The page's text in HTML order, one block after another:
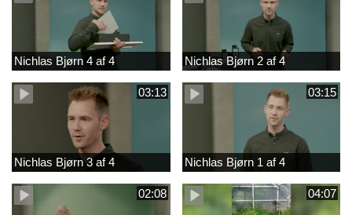
Nichlas Bjørn 4 af 4 Nichlas Bjørn 2 af 4
03:13
Nichlas Bjørn 3 af 4
03:15
Nichlas Bjørn 1 af 4
02:08 04:07